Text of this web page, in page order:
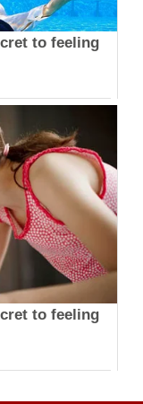
to feeling
to feeling